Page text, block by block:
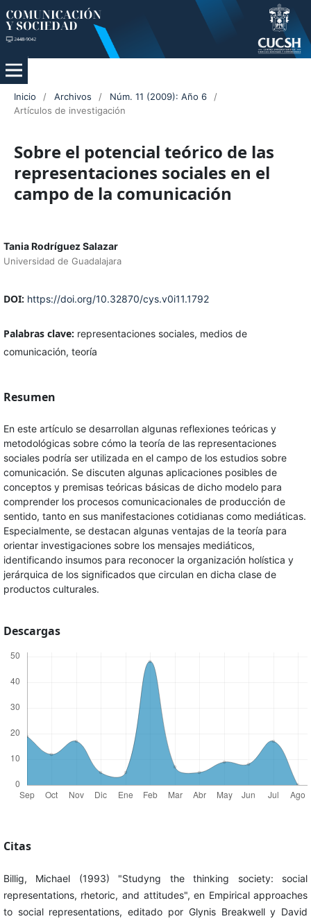
Inicio / Archivos / Núm. 11 (2009): Año 6
/
Artículos de investigación
Sobre el potencial teórico de las
representaciones sociales en el
campo de la comunicación
Tania Rodríguez Salazar
Universidad de Guadalajara
DOI: https://doi.org/10.32870/cys.v0i11.1792
Palabras clave: representaciones sociales, medios de
comunicación, teoría
Resumen
En este artículo se desarrollan algunas reflexiones teóricas y
metodológicas sobre cómo la teoría de las representaciones
sociales podría ser utilizada en el campo de los estudios sobre
comunicación. Se discuten algunas aplicaciones posibles de
conceptos y premisas teóricas básicas de dicho modelo para
comprender los procesos comunicacionales de producción de
sentido, tanto en sus manifestaciones cotidianas como mediáticas.
Especialmente, se destacan algunas ventajas de la teoría para
orientar investigaciones sobre los mensajes mediáticos,
identificando insumos para reconocer la organización holística y
jerárquica de los significados que circulan en dicha clase de
productos culturales.
Descargas
Citas
Billig, Michael (1993) "Studyng the thinking society: social
representations, rhetoric, and attitudes", en Empirical approaches
to social representations, editado por Glynis Breakwell y David